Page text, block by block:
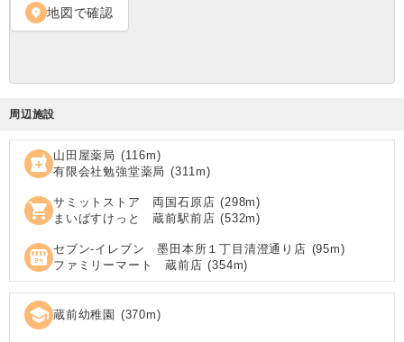
location_on 地図で確認
周辺施設
local_pharmacy 山田屋薬局 (116m)
有限会社勉強堂薬局 (311m)
shopping_cart サミットストア 両国石原店 (298m)
まいばすけっと 蔵前駅前店 (532m)
local_convenience_store セブン‐イレブン 墨田本所１丁目清澄通り店 (95m)
ファミリーマート 蔵前店 (354m)
school 蔵前幼稚園 (370m)